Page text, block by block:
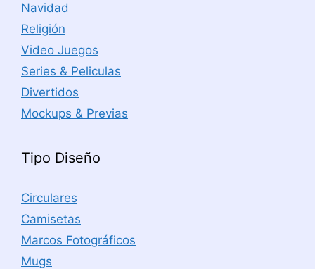
Navidad
Religión
Video Juegos
Series & Peliculas
Divertidos
Mockups & Previas
Tipo Diseño
Circulares
Camisetas
Marcos Fotográficos
Mugs